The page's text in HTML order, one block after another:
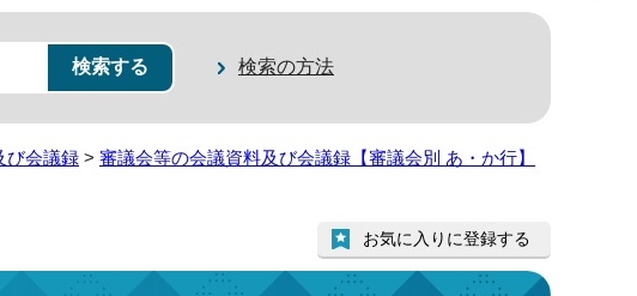
検索の方法
び会議録 > 審議会等の会議資料及び会議録【審議会別 あ・か行】
お気に入りに登録する